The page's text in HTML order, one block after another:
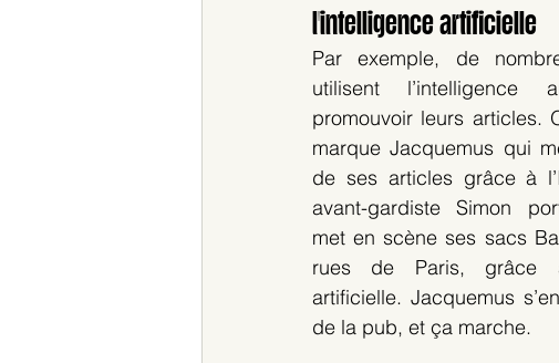
l'intelligence artificielle
Par exemple, de
utilisent l’intelligence
promouvoir leurs articles.
marque Jacquemus qui
de ses articles grâce à
avant-gardiste Simon
met en scène ses sacs
rues de Paris, grâce
artificielle. Jacquemus
de la pub, et ça marche.